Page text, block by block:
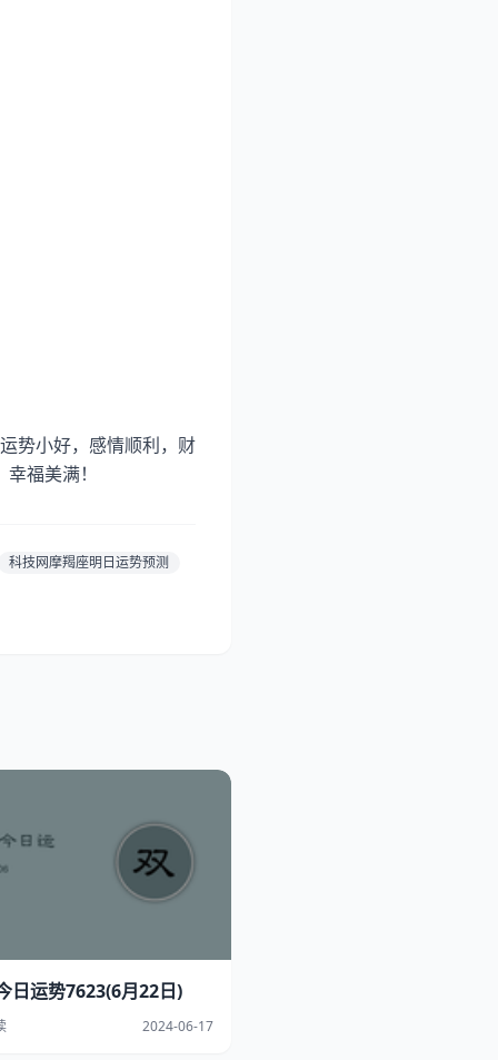
势小好，感情顺利，财
福美满！
科技网摩羯座明日运势预测
日运势7623(6月22日)
2024-06-17